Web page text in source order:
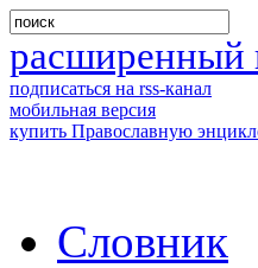
расширенный
подписаться на rss-канал
мобильная версия
купить Православную
Словник